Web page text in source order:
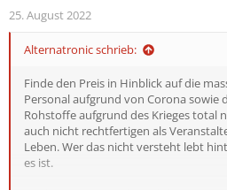
n
25. August 2022
Alternatronic schrieb:
Finde den Preis in Hinblick auf die
Personal aufgrund von Corona sowie
Rohstoffe aufgrund des Krieges total
auch nicht rechtfertigen als
Leben. Wer das nicht versteht lebt
es ist.